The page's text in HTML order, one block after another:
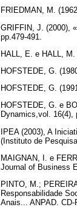
FRIEDMAN, M.
GRIFFIN, J. (2000),
pp.479-491.
HALL, E. e HALL,
HOFSTEDE, G.
HOFSTEDE, G.
HOFSTEDE, G. e
Dynamics,vol. 16(4),
IPEA (2003), A
(Instituto de
MAIGNAN, I. e
Journal of Business
PINTO, M.;
Responsabilidade
Anais... ANPAD. CD-